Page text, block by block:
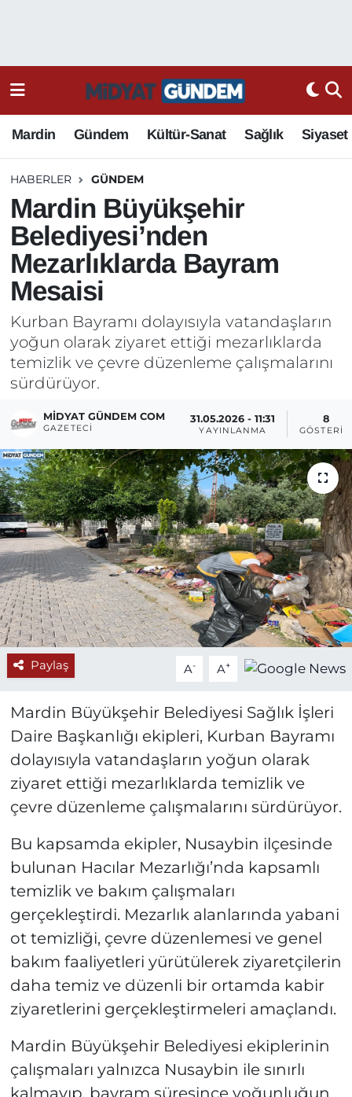
Mardin Gündem Kültür-Sanat Sağlık Siyaset
HABERLER GÜNDEM
Mardin Büyükşehir
Belediyesi’nden
Mezarlıklarda Bayram
Mesaisi
Kurban Bayramı dolayısıyla vatandaşların
yoğun olarak ziyaret ettiği mezarlıklarda
temizlik ve çevre düzenleme çalışmalarını
sürdürüyor.
MIDYAT GÜNDEM COM
GAZETECI
31.05.2026 - 11:31
YAYINLANMA
8
GÖSTERIM
Paylaş A- A+
Mardin Büyükşehir Belediyesi Sağlık İşleri
Daire Başkanlığı ekipleri, Kurban Bayramı
dolayısıyla vatandaşların yoğun olarak
ziyaret ettiği mezarlıklarda temizlik ve
çevre düzenleme çalışmalarını sürdürüyor.
Bu kapsamda ekipler, Nusaybin ilçesinde
bulunan Hacılar Mezarlığı’nda kapsamlı
temizlik ve bakım çalışmaları
gerçekleştirdi. Mezarlık alanlarında yabani
ot temizliği, çevre düzenlemesi ve genel
bakım faaliyetleri yürütülerek ziyaretçilerin
daha temiz ve düzenli bir ortamda kabir
ziyaretlerini gerçekleştirmeleri amaçlandı.
Mardin Büyükşehir Belediyesi ekiplerinin
çalışmaları yalnızca Nusaybin ile sınırlı